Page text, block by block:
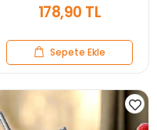
178,90 TL
Sepete Ekle